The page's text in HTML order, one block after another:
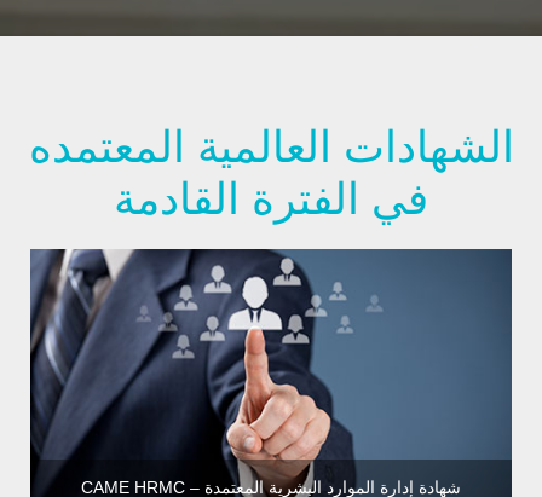
الشهادات العالمية المعتمده
في الفترة القادمة
شهادة إدارة الموارد البشرية المعتمدة – CAME HRMC